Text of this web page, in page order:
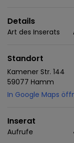
Details
Art des Inserats
Standort
Kamener Str. 144
59077 Hamm
In Google Maps
Inserat
Aufrufe